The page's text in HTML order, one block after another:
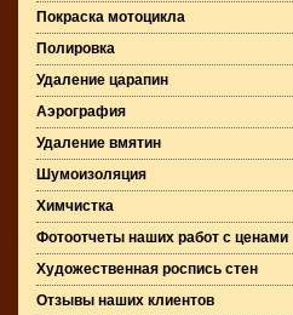
Покраска мотоцикла
Полировка
Удаление царапин
Аэрография
Удаление вмятин
Шумоизоляция
Химчистка
Фотоотчеты наших работ с ценами
Художественная роспись стен
Отзывы наших клиентов